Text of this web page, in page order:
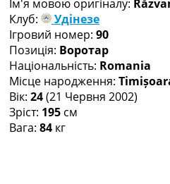
Ще Турніри >>>
Таблиці
Чемпіонат Світу.
Таблиця УПЛ
Перша Ліга
Таблиця АПЛ
Таблиця Ла Ліги
Таблиця Ліги
Всі таблиці >>>
Ім'я мовою оригіналу:
Клуб:
Удінезе
Ігровий номер: 90
Позиція: Воротар
Національність: Romania
Місце народження:
Вік: 24(21 Червня 2002)
Зріст: 195 см
Вага: 84 кг